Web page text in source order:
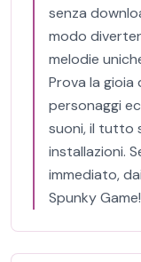
senza
modo
melodie
Prova la gioia
personaggi
suoni, il tutto
installazioni.
immediato,
Spunky Game!